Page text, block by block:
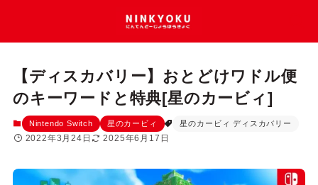
【ディスカバリー】おとどけワドル便
のキーワードと特典[星のカービィ]
Nintendo Switch 星のカービィ 星のカービィ ディスカバリー
2022年3月24日 2025年6月17日